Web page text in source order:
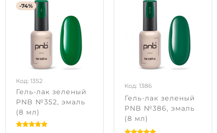
-74%
Код: 1352
Гель-лак зеленый
PNB №352, эмаль
(8 мл)
Код: 1386
Гель-лак зеленый
PNB №386, эмаль
(8 мл)